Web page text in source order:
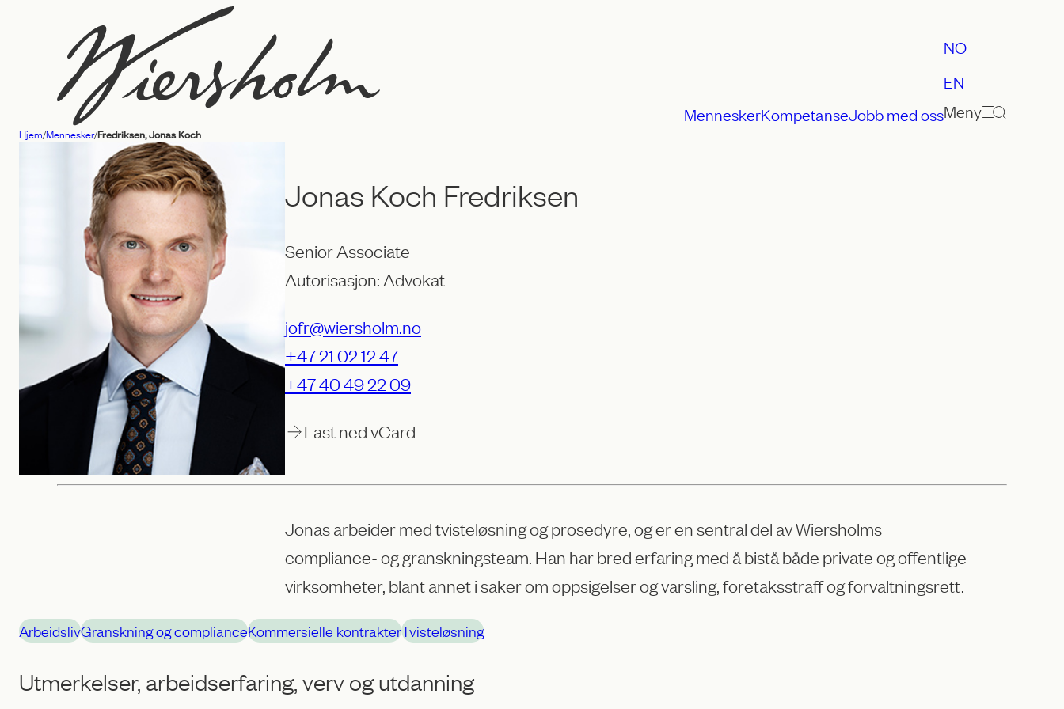
Advokatfirmaet
Wiersholm
MenneskerKompetanseJobb med oss
NO
EN
Meny
Hjem/Mennesker/Fredriksen, Jonas Koch
Jonas Koch Fredriksen
Senior Associate
Autorisasjon: Advokat
jofr@wiersholm.no
+47 21 02 12 47
+47 40 49 22 09
Last ned vCard
Jonas arbeider med tvisteløsning og prosedyre, og er en sentral del av Wiersholms
compliance- og granskningsteam. Han har bred erfaring med å bistå både private og offentlige
virksomheter, blant annet i saker om oppsigelser og varsling, foretaksstraff og forvaltningsrett.
ArbeidslivGranskning og complianceKommersielle kontrakterTvisteløsning
Utmerkelser, arbeidserfaring, verv og utdanning